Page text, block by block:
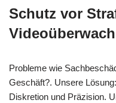
Schutz vor
Probleme wie
Geschäft?. Unsere
Diskretion und Präzision.